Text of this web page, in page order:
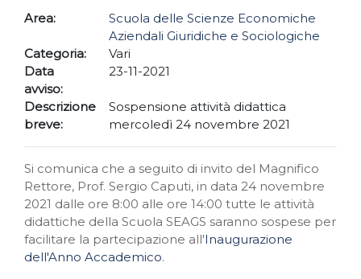
Area:
Scuola delle Scienze Economiche
Aziendali Giuridiche e Sociologiche
Categoria:
Vari
Data
avviso:
23-11-2021
Descrizione
breve:
Sospensione attività didattica
mercoledì 24 novembre 2021
Si comunica che a seguito di invito del Magnifico
Rettore, Prof. Sergio Caputi, in data 24 novembre
2021 dalle ore 8:00 alle ore 14:00 tutte le attività
didattiche della Scuola SEAGS saranno sospese per
facilitare la partecipazione all'Inaugurazione
dell'Anno Accademico.